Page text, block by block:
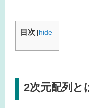
目次 [hide]
2次元配列と